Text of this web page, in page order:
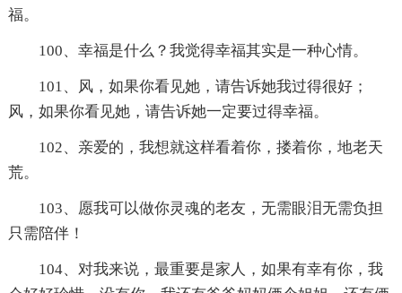
福。
100、幸福是什么？我觉得幸福其实是一种心情。
101、风，如果你看见她，请告诉她我过得很好；
风，如果你看见她，请告诉她一定要过得幸福。
102、亲爱的，我想就这样看着你，搂着你，地老天
荒。
103、愿我可以做你灵魂的老友，无需眼泪无需负担
只需陪伴！
104、对我来说，最重要是家人，如果有幸有你，我